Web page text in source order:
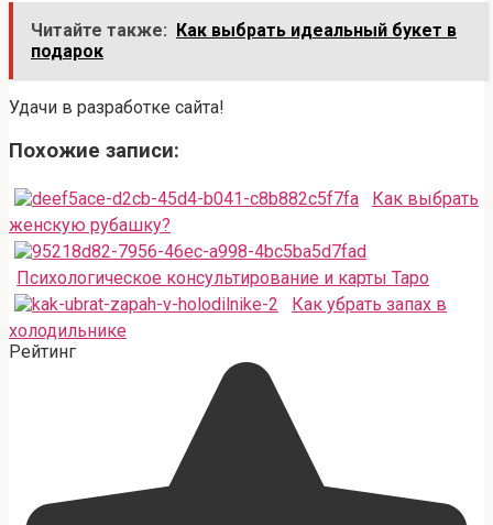
Читайте также: Как выбрать идеальный букет в
подарок
Удачи в разработке сайта!
Похожие записи:
Как выбрать
женскую рубашку?
Психологическое консультирование и карты Таро
Как убрать запах в
холодильнике
Рейтинг